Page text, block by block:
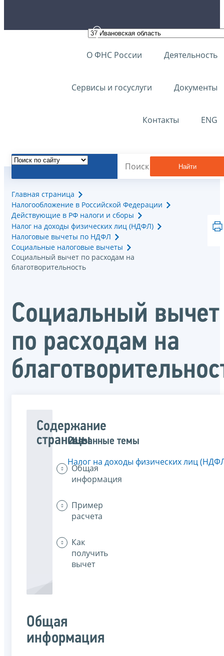
О ФНС России Деятельность
Сервисы и госуслуги Документы
Контакты ENG
Найти
Главная страница
Налогообложение в Российской Федерации
Действующие в РФ налоги и сборы
Налог на доходы физических лиц (НДФЛ)
Налоговые вычеты по НДФЛ
Социальные налоговые вычеты
Социальный вычет по расходам на
благотворительность
Социальный вычет
по расходам на
Содержание
страницы
Общая
информация
Пример
расчета
Как
получить
вычет
Общая
информация
Связанные темы
Налог на доходы физических лиц